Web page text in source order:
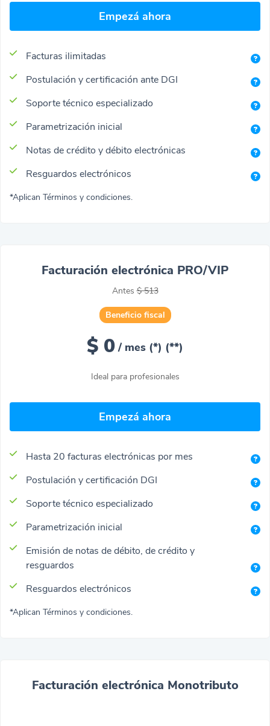
Empezá ahora
Facturas ilimitadas​
Postulación y certificación ante DGI
Soporte técnico especializado
Parametrización inicial
Notas de crédito y débito electrónicas
Resguardos electrónicos
*Aplican Términos y condiciones.
Facturación electrónica PRO/VIP
Antes$ 513
Beneficio fiscal
$ 0 / mes (*) (**)
Ideal para profesionales
Empezá ahora
Hasta 20 facturas electrónicas por mes
Postulación y certificación DGI
Soporte técnico especializado
Parametrización inicial
Emisión de notas de débito, de crédito y
resguardos
Resguardos electrónicos
*Aplican Términos y condiciones.
Facturación electrónica Monotributo